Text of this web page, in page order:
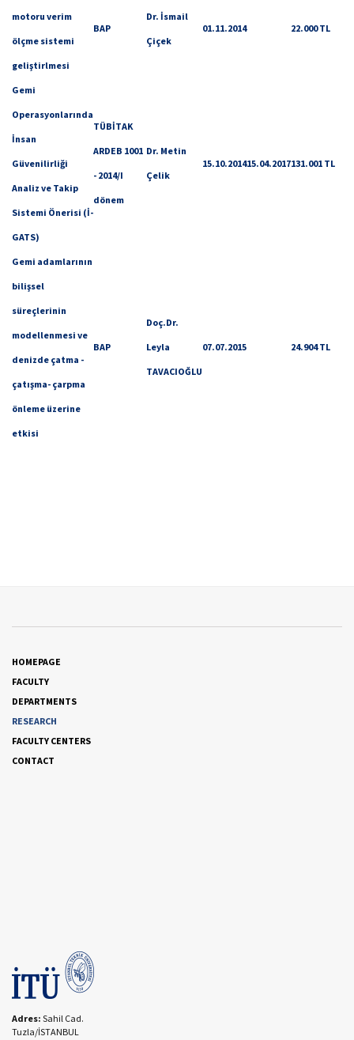
motoru verim
ölçme sistemi
geliştirlmesi
BAP
Dr. İsmail
Çiçek
01.11.2014 22.000 TL
Gemi
Operasyonlarında
İnsan
Güvenilirliği
Analiz ve Takip
Sistemi Önerisi (İ-
GATS)
TÜBİTAK
ARDEB 1001
- 2014/I
dönem
Dr. Metin
Çelik
15.10.201415.04.2017131.001 TL
Gemi adamlarının
bilişsel
süreçlerinin
modellenmesi ve
denizde çatma -
çatışma- çarpma
önleme üzerine
etkisi
BAP
Doç.Dr.
Leyla
TAVACIOĞLU
07.07.2015 24.904 TL
HOMEPAGE
FACULTY
DEPARTMENTS
RESEARCH
FACULTY CENTERS
CONTACT
Adres: Sahil Cad.
Tuzla/İSTANBUL